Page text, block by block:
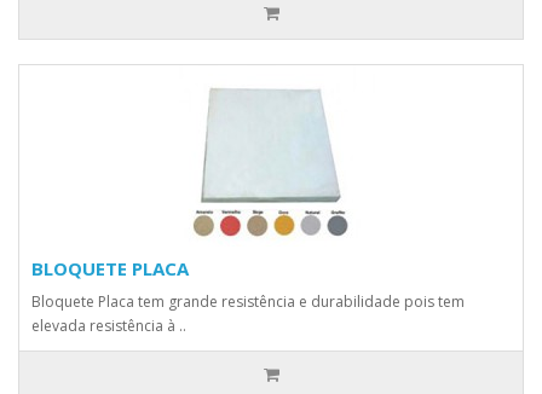
BLOQUETE PLACA
Bloquete Placa tem grande resistência e durabilidade pois tem
elevada resistência à ..